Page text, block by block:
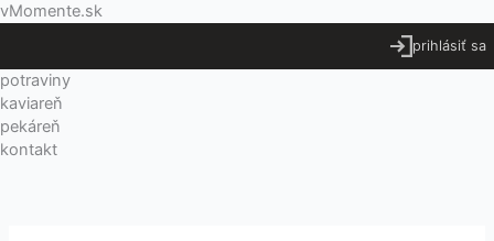
Preskočiť
vMomente.sk
prihlásiť sa
Menu
potraviny
kaviareň
pekáreň
kontakt